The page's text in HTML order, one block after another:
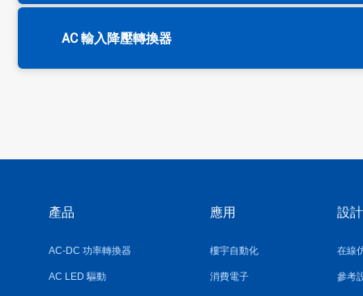
AC 輸入降壓轉換器
產品
AC-DC 功率轉換器
AC LED 驅動
應用
樓宇自動化
消費電子
設
在線
參考